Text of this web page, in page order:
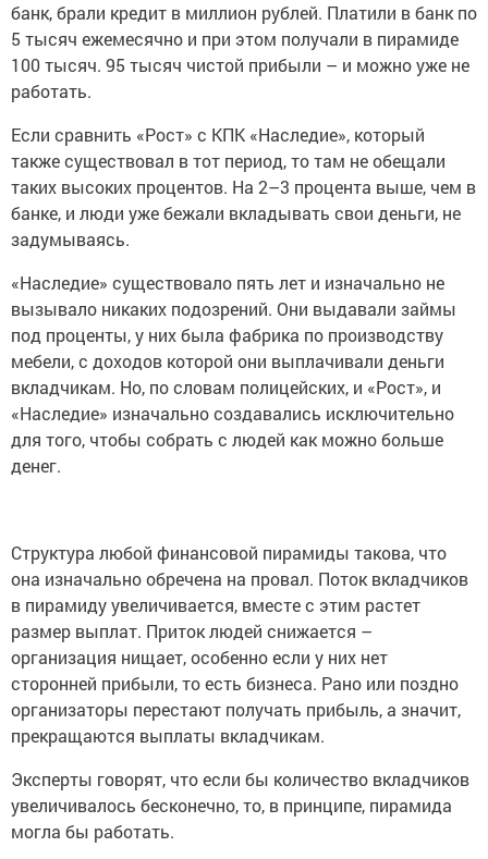
банк, брали кредит в миллион рублей. Платили в банк по
5 тысяч ежемесячно и при этом получали в пирамиде
100 тысяч. 95 тысяч чистой прибыли – и можно уже не
работать.
Если сравнить «Рост» с КПК «Наследие», который
также существовал в тот период, то там не обещали
таких высоких процентов. На 2–3 процента выше, чем в
банке, и люди уже бежали вкладывать свои деньги, не
задумываясь.
«Наследие» существовало пять лет и изначально не
вызывало никаких подозрений. Они выдавали займы
под проценты, у них была фабрика по производству
мебели, с доходов которой они выплачивали деньги
вкладчикам. Но, по словам полицейских, и «Рост», и
«Наследие» изначально создавались исключительно
для того, чтобы собрать с людей как можно больше
денег.
Структура любой финансовой пирамиды такова, что
она изначально обречена на провал. Поток вкладчиков
в пирамиду увеличивается, вместе с этим растет
размер выплат. Приток людей снижается –
организация нищает, особенно если у них нет
сторонней прибыли, то есть бизнеса. Рано или поздно
организаторы перестают получать прибыль, а значит,
прекращаются выплаты вкладчикам.
Эксперты говорят, что если бы количество вкладчиков
увеличивалось бесконечно, то, в принципе, пирамида
могла бы работать.